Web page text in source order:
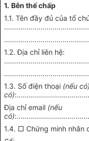
1. Bên thế chấp
1.1. Tên đầy đủ của tổ
1.2. Địa chỉ liên hệ:
1.3. Số điện thoại (nếu có)
có)
Địa chỉ email (nếu
có)
1.4. □ Chứng minh